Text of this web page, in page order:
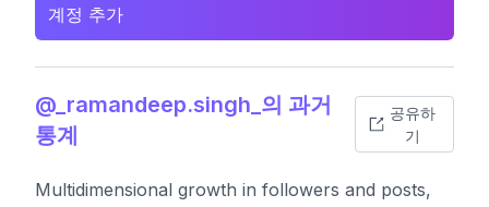
계정 추가
@_ramandeep.singh_의 과거
통계
공유하
기
Multidimensional growth in followers and posts,